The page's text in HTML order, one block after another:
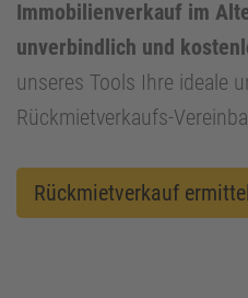
Immobilienverkauf im
unverbindlich und
unseres Tools Ihre ideale
Rückmietverkaufs-
Rückmietverkauf